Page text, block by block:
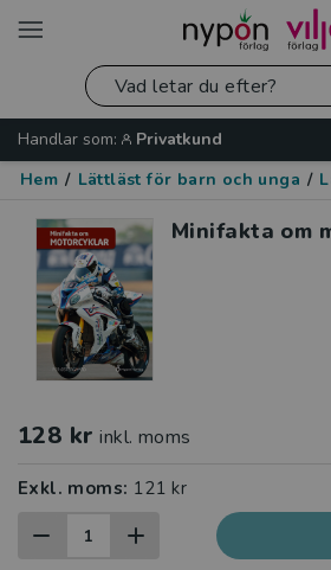
Handlar som:
Privatkund
Hem / Lättläst för barn och unga /
Minifakta om
128 kr inkl. moms
Exkl. moms: 121 kr